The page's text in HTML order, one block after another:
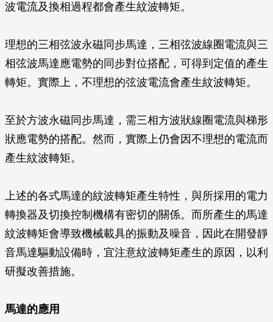
波電流及換相過程都會產生紋波轉矩。
理想的三相弦波永磁同步馬達，三相弦波線圈電流與三
相弦波馬達應電勢的同步對位搭配，可得到定值的產生
轉矩。實際上，不理想的弦波電流會產生紋波轉矩。
至於方波永磁同步馬達，需三相方波狀線圈電流與梯形
狀應電勢的搭配。然而，實際上仍會因不理想的電流而
產生紋波轉矩。
上述的各式馬達的紋波轉矩產生特性，與所採用的電力
轉換器及切換控制機構有密切的關係。而所產生的馬達
紋波轉矩會導致機械載具的振動及噪音，因此在開發靜
音馬達驅動設備時，宜注意紋波轉矩產生的原因，以利
研擬改善措施。
馬達的應用